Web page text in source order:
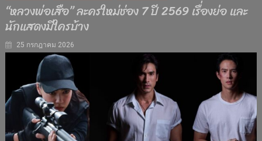
“หลวงพ่อเสือ” ละครใหม่ช่อง 7 ปี 2569 เรื่องย่อ และ
นักแสดงมีใครบ้าง
25 กรกฎาคม 2026